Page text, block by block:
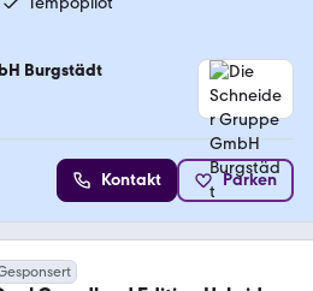
Burgstädt
Kontakt Parken